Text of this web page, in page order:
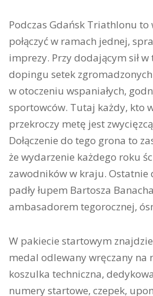
Podczas Gdańsk Triathlonu to
połączyć w ramach jednej,
imprezy. Przy dodającym sił
dopingu setek
w otoczeniu wspaniałych,
sportowców. Tutaj każdy, kto
przekroczy metę jest
Dołączenie do tego grona to
że wydarzenie każdego roku
zawodników w kraju. Ostatnie
padły łupem Bartosza
ambasadorem tegorocznej,
W pakiecie startowym
medal odlewany wręczany na
koszulka techniczna,
numery startowe, czepek,